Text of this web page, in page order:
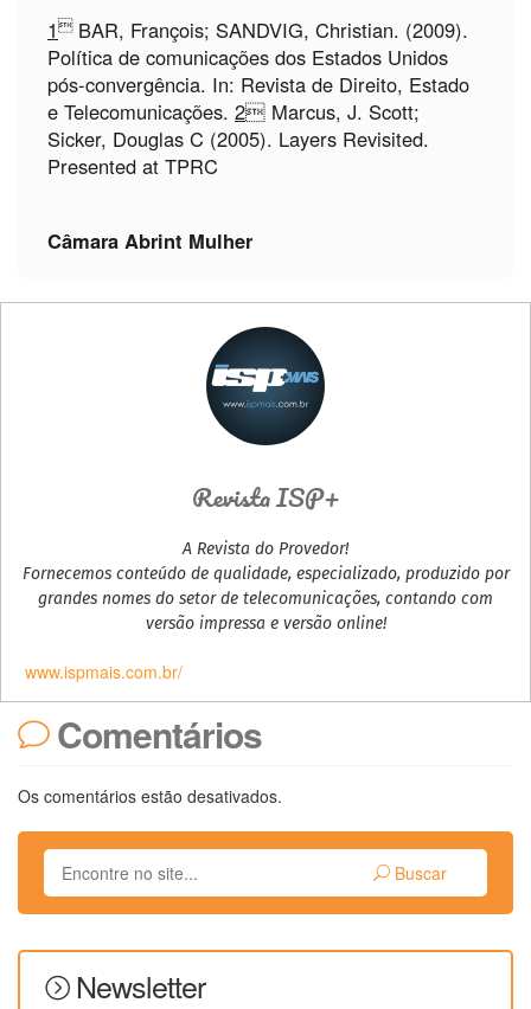
1BAR, François; SANDVIG, Christian. (2009).
Política de comunicações dos Estados Unidos
pós-convergência. In: Revista de Direito, Estado
e Telecomunicações. 2 Marcus, J. Scott;
Sicker, Douglas C (2005). Layers Revisited.
Presented at TPRC
Câmara Abrint Mulher
Revista ISP+
A Revista do Provedor!
Fornecemos conteúdo de qualidade, especializado, produzido por
grandes nomes do setor de telecomunicações, contando com
versão impressa e versão online!
www.ispmais.com.br/
Comentários
Os comentários estão desativados.
Buscar
Newsletter